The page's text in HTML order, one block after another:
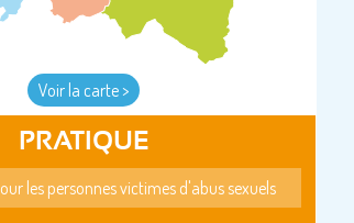
Voir la carte >
PRATIQUE
les personnes victimes d'abus sexuels